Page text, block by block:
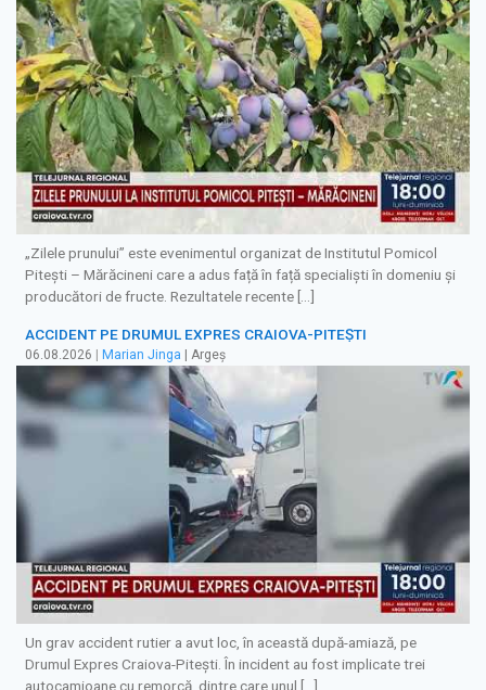
„Zilele prunului” este evenimentul organizat de Institutul Pomicol
Pitești – Mărăcineni care a adus față în față specialiști în domeniu și
producători de fructe. Rezultatele recente […]
ACCIDENT PE DRUMUL EXPRES CRAIOVA-PITEȘTI
06.08.2026 | Marian Jinga | Argeș
Un grav accident rutier a avut loc, în această după-amiază, pe
Drumul Expres Craiova-Pitești. În incident au fost implicate trei
autocamioane cu remorcă, dintre care unul […]